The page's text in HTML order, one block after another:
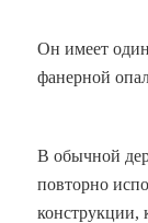
Он имеет
фанерной
В обычной
повторно
конструкции,